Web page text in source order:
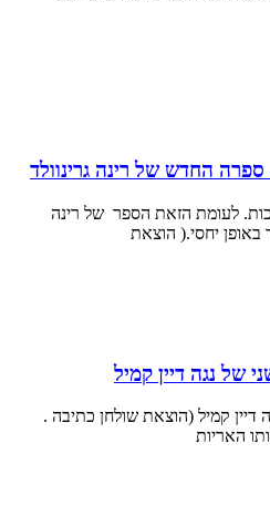
ספרה החדש של רינה גרינוולד
לעומת הזאת הספר של רינה
באופן יחסי.( הוצאת
של נגה דיין קמיל
דיין קמיל (הוצאת שולחן כתיבה .
האריות